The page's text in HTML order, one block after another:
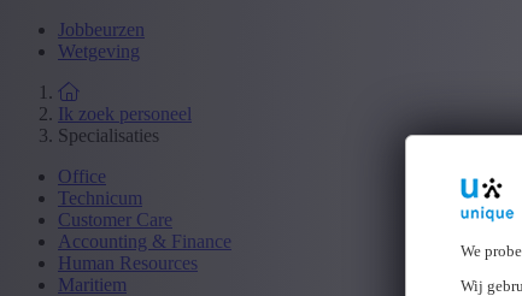
We
Wij
Jobbeurzen
Wetgeving
Ik zoek personeel
Specialisaties
Office
Technicum
Customer Care
Accounting & Finance
Human Resources
Maritiem